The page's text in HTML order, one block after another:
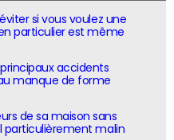
si vous voulez une
particulier est même
accidents
manque de forme
de sa maison sans
particulièrement malin